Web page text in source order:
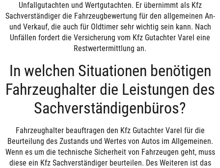
Unfallgutachten und Wertgutachten. Er übernimmt als Kfz
Sachverständiger die Fahrzeugbewertung für den allgemeinen An-
und Verkauf, die auch für Oldtimer sehr wichtig sein kann. Nach
Unfällen fordert die Versicherung vom Kfz Gutachter Varel eine
Restwertermittlung an.
In welchen Situationen benötigen
Fahrzeughalter die Leistungen des
Sachverständigenbüros?
Fahrzeughalter beauftragen den Kfz Gutachter Varel für die
Beurteilung des Zustands und Wertes von Autos im Allgemeinen.
Wenn es um die technische Sicherheit von Fahrzeugen geht, muss
diese ein Kfz Sachverständiger beurteilen. Des Weiteren ist das